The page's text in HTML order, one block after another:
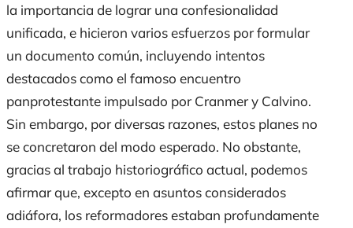
la importancia de lograr una confesionalidad
unificada, e hicieron varios esfuerzos por formular
un documento común, incluyendo intentos
destacados como el famoso encuentro
panprotestante impulsado por Cranmer y Calvino.
Sin embargo, por diversas razones, estos planes no
se concretaron del modo esperado. No obstante,
gracias al trabajo historiográfico actual, podemos
afirmar que, excepto en asuntos considerados
adiáfora, los reformadores estaban profundamente